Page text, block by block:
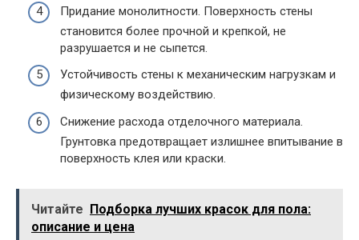
Придание монолитности. Поверхность стены
становится более прочной и крепкой, не
разрушается и не сыпется.
Устойчивость стены к механическим нагрузкам и
физическому воздействию.
Снижение расхода отделочного материала.
Грунтовка предотвращает излишнее впитывание в
поверхность клея или краски.
Читайте Подборка лучших красок для пола:
описание и цена